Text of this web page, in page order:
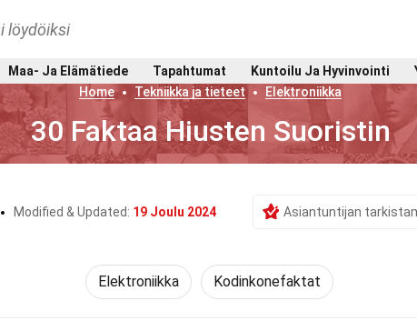
löydöiksi
Maa- Ja Elämätiede Tapahtumat Kuntoilu Ja Hyvinvointi
Home
Tekniikka ja tieteet Elektroniikka
30 Faktaa Hiusten Suoristin
Modified & Updated: 19 Joulu 2024 Asiantuntijan
Elektroniikka Kodinkonefaktat